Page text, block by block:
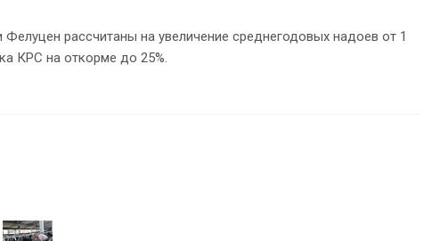
рассчитаны на увеличение среднегодовых надоев от 1
КРС на откорме до 25%.